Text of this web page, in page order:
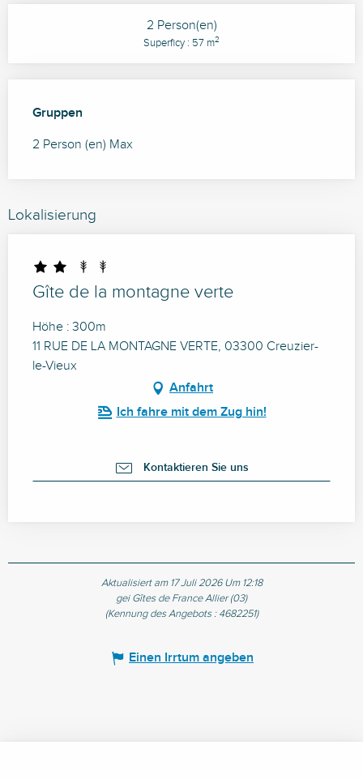
2 Person(en)
Superficy : 57 m2
Gruppen
Gruppen
2 Person (en) Max
Lokalisierung
Gîte de la montagne verte
Höhe : 300m
11 RUE DE LA MONTAGNE VERTE, 03300 Creuzier-
le-Vieux
Anfahrt
Ich fahre mit dem Zug hin!
Kontaktieren Sie uns
Aktualisiert am 17 Juli 2026 Um 12:18
gei Gîtes de France Allier (03)
(Kennung des Angebots : 4682251)
Einen Irrtum angeben